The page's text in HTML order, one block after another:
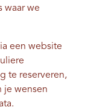
waar we
een website
te reserveren,
je wensen